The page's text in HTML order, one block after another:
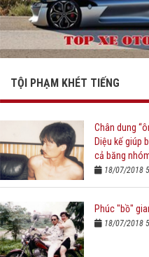
TỘI PHẠM KHÉT TIẾNG
Chân dung
Diệu kế giúp
cả băng
18/07/2018
Phúc "bồ"
18/07/2018